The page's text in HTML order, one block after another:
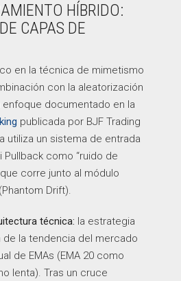
HÍBRIDO:
CAPAS DE
en la técnica de mimetismo
con la aleatorización
documentado en la
publicada por BJF Trading
utiliza un sistema de entrada
Pullback como “ruido de
corre junto al módulo
Drift).
técnica: la estrategia
la tendencia del mercado
de EMAs (EMA 20 como
lenta). Tras un cruce